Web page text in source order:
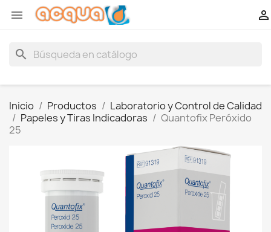
 
search
Inicio Productos
Laboratorio y Control de Calidad
Papeles y Tiras Indicadoras
Quantofix Peróxido
25